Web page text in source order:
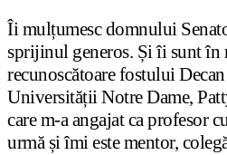
Îi mulțumesc domnului
sprijinul generos. Și îi sunt în
recunoscătoare fostului
Universității Notre Dame,
care m-a angajat ca profesor
urmă și îmi este mentor,